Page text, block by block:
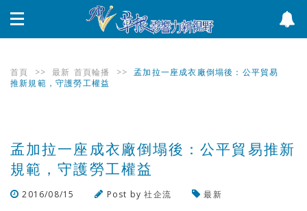
首頁 >> 最新 首頁輪播 >>
孟加拉一座成衣廠倒塌後：公平貿易
推新規範，守護勞工權益
孟加拉一座成衣廠倒塌後：公平貿易推新
規範，守護勞工權益
2016/08/15 Post by社企流
最新